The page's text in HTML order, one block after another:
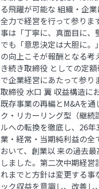
る飛躍が可能な 組織・企業
全力で経営を行って参り
事は「丁寧に、真面目に、
でも「意思決定は大胆に。
の向上こそが報酬となる考
き続き取締役 としての定
で企業経営にあたって参り
取締役 水口 翼 収益構造に
既存事業の再編とM&Aを通
ク・リカーリング型（継続
ルへの転換を徹底し、26年
業・経常・当期純利益の全
おいて、創業以 来の過去
しました。第二次中期経営
れまでと方針は変更する事
ック収益を意識し、改善し